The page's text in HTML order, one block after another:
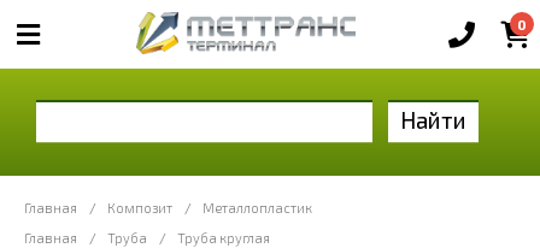
0
Найти
Главная / Композит /
Металлопластик
Главная
/ Труба / Труба круглая